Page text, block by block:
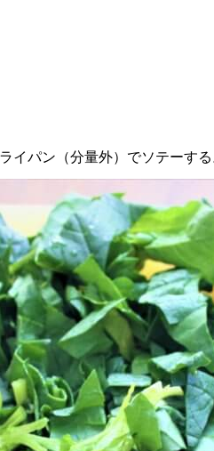
イパン（分量外）でソテーす